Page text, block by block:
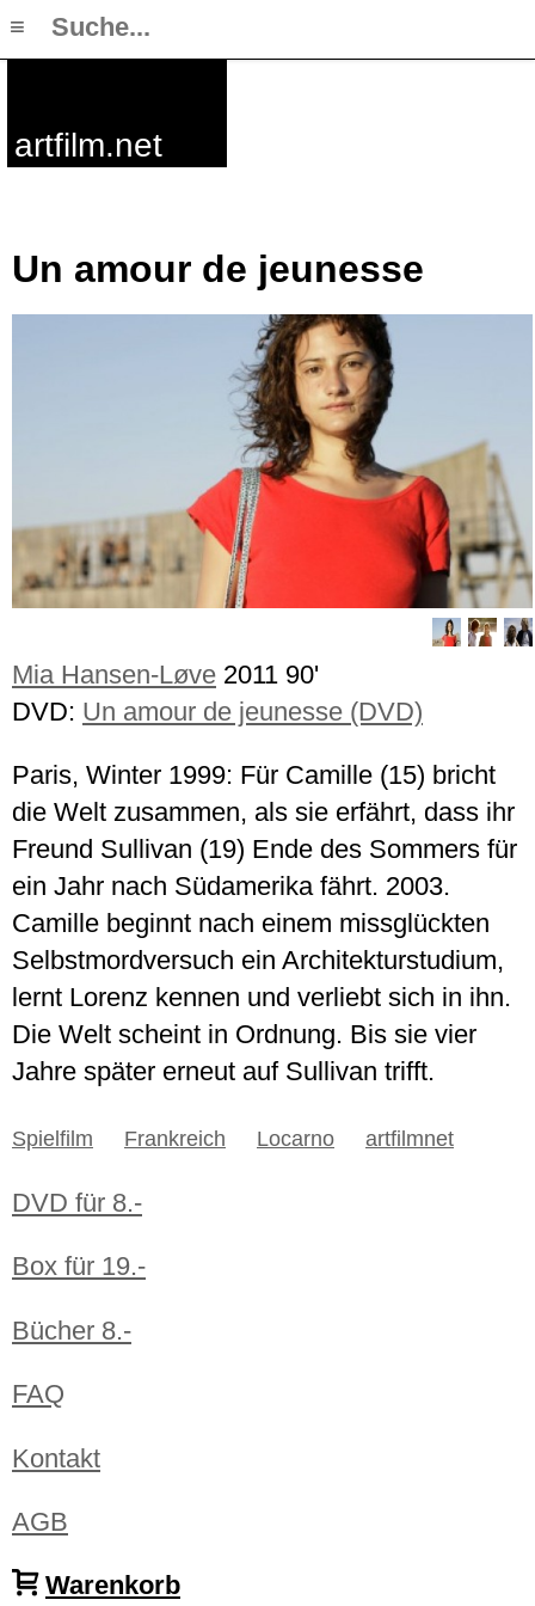
artfilm.net
Un amour de jeunesse
Mia Hansen-Løve 2011 90'
DVD: Un amour de jeunesse (DVD)
Paris, Winter 1999: Für Camille (15) bricht
die Welt zusammen, als sie erfährt, dass ihr
Freund Sullivan (19) Ende des Sommers für
ein Jahr nach Südamerika fährt. 2003.
Camille beginnt nach einem missglückten
Selbstmordversuch ein Architekturstudium,
lernt Lorenz kennen und verliebt sich in ihn.
Die Welt scheint in Ordnung. Bis sie vier
Jahre später erneut auf Sullivan trifft.
Spielfilm Frankreich Locarno artfilmnet
DVD für 8.-
Box für 19.-
Bücher 8.-
FAQ
Kontakt
AGB
Warenkorb
≡